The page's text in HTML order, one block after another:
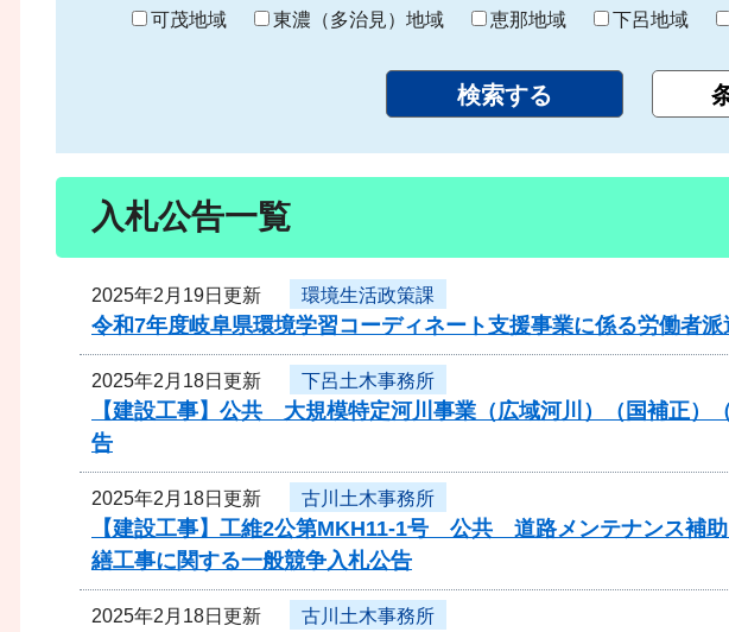
り
り
可茂地域
東濃（多治見）地域 恵那地域 下呂地域
入札公告一覧
2025年2月19日更新 環境生活政策課
令和7年度岐阜県環境学習コーディネート支援事業に係る労働者
2025年2月18日更新 下呂土木事務所
【建設工事】公共 大規模特定河川事業（広域河川）（国補正
告
2025年2月18日更新 古川土木事務所
【建設工事】工維2公第MKH11-1号 公共 道路メンテナンス補
繕工事に関する一般競争入札公告
2025年2月18日更新 古川土木事務所